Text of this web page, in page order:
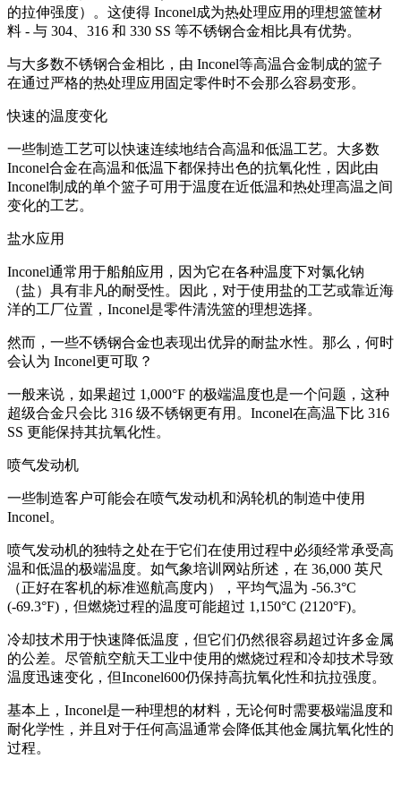
的拉伸强度）。这使得 Inconel成为热处理应用的理想篮筐材
料 - 与 304、316 和 330 SS 等不锈钢合金相比具有优势。
与大多数不锈钢合金相比，由 Inconel等高温合金制成的篮子
在通过严格的热处理应用固定零件时不会那么容易变形。
快速的温度变化
一些制造工艺可以快速连续地结合高温和低温工艺。大多数
Inconel合金在高温和低温下都保持出色的抗氧化性，因此由
Inconel制成的单个篮子可用于温度在近低温和热处理高温之间
变化的工艺。
盐水应用
Inconel通常用于船舶应用，因为它在各种温度下对氯化钠
（盐）具有非凡的耐受性。因此，对于使用盐的工艺或靠近海
洋的工厂位置，Inconel是零件清洗篮的理想选择。
然而，一些不锈钢合金也表现出优异的耐盐水性。那么，何时
会认为 Inconel更可取？
一般来说，如果超过 1,000°F 的极端温度也是一个问题，这种
超级合金只会比 316 级不锈钢更有用。Inconel在高温下比 316
SS 更能保持其抗氧化性。
喷气发动机
一些制造客户可能会在喷气发动机和涡轮机的制造中使用
Inconel。
喷气发动机的独特之处在于它们在使用过程中必须经常承受高
温和低温的极端温度。如气象培训网站所述，在 36,000 英尺
（正好在客机的标准巡航高度内），平均气温为 -56.3°C
(-69.3°F)，但燃烧过程的温度可能超过 1,150°C (2120°F)。
冷却技术用于快速降低温度，但它们仍然很容易超过许多金属
的公差。尽管航空航天工业中使用的燃烧过程和冷却技术导致
温度迅速变化，但Inconel600仍保持高抗氧化性和抗拉强度。
基本上，Inconel是一种理想的材料，无论何时需要极端温度和
耐化学性，并且对于任何高温通常会降低其他金属抗氧化性的
过程。